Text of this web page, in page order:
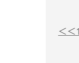
＜